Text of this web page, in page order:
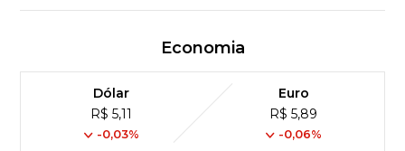
Economia
Dólar
R$ 5,11
-0,03%
Euro
R$ 5,89
-0,06%